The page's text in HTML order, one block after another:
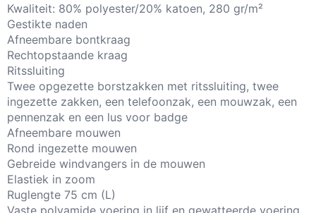
Kwaliteit: 80% polyester/20% katoen, 280 gr/m²
Gestikte naden
Afneembare bontkraag
Rechtopstaande kraag
Ritssluiting
Twee opgezette borstzakken met ritssluiting, twee
ingezette zakken, een telefoonzak, een mouwzak, een
pennenzak en een lus voor badge
Afneembare mouwen
Rond ingezette mouwen
Gebreide windvangers in de mouwen
Elastiek in zoom
Ruglengte 75 cm (L)
Vaste polyamide voering in lijf en gewatteerde voering